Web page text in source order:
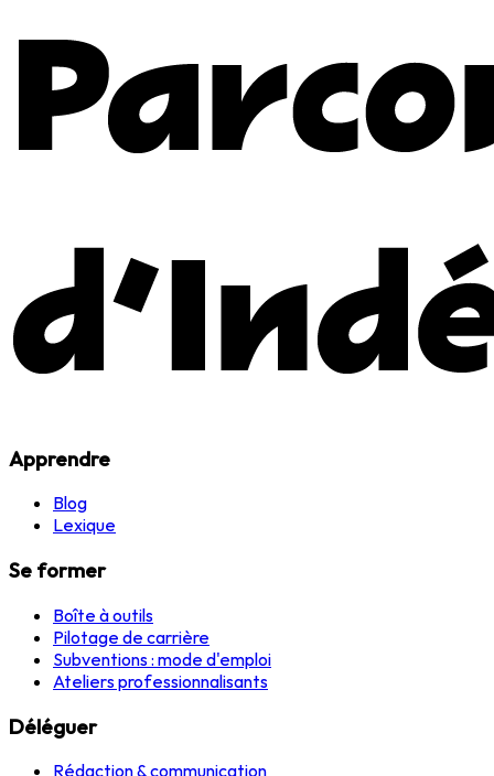
Apprendre
Blog
Lexique
Se former
Boîte à outils
Pilotage de carrière
Subventions : mode d'emploi
Ateliers professionnalisants
Déléguer
Rédaction & communication